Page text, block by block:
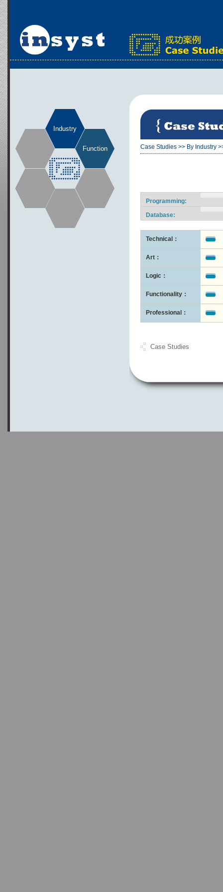
Industry
Function Case Studies >> By Industry
Programming:
Database:
Technical：
Art：
Logic：
Functionality：
Professional：
Case Studies